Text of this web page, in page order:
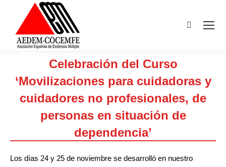
Buscar:
Celebración del Curso
‘Movilizaciones para cuidadoras y
cuidadores no profesionales, de
personas en situación de
dependencia’
Los días 24 y 25 de noviembre se desarrolló en nuestro